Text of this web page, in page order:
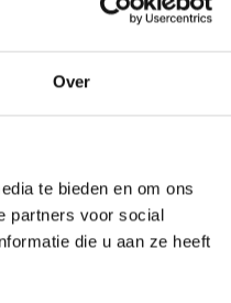
Over
te bieden en om ons
partners voor social
die u aan ze heeft